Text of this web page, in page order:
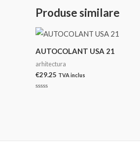
Produse similare
AUTOCOLANT USA 21
arhitectura
€29.25 TVA inclus